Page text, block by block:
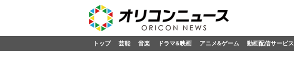
トップ 芸能 音楽 ドラマ&映画 アニメ&ゲーム 動画配信サービス